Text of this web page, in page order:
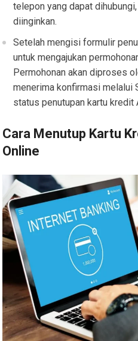
telepon yang dapat
diinginkan.
Setelah mengisi formulir
untuk mengajukan
Permohonan akan diproses
menerima konfirmasi melalui
status penutupan kartu kredit
Cara Menutup Kartu
Online